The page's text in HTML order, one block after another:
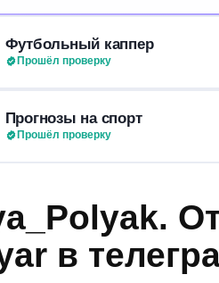
Футбольный каппер
Прошёл проверку
Прогнозы на спорт
Прошёл проверку
в